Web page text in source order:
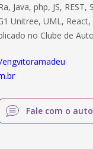
Java, php, JS, REST,
Unitree, UML,
no Clube de
Fale com o